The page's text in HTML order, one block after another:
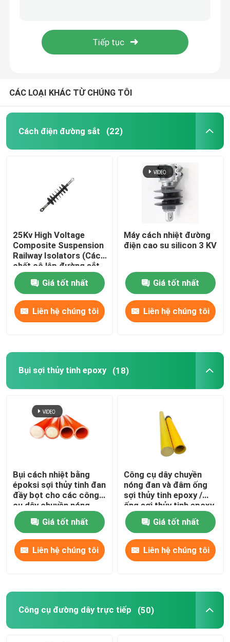
Sản phẩm GRP dây chuyền
Máy cách nhiệt đường hàng không
Cây gậy sợi thủy tinh epoxy
Cầu chì cắt ra
Máy cách nhiệt
Scaffolding cách nhiệt
Profile Pultrusion bằng sợi thủy tinh
Cao su silicon cao cấp cao áp cao cấp
CÁC LOẠI KHÁC TỪ CHÚNG TÔI
Cách điện đường sắt (22)
25Kv High Voltage
Composite Suspension
Railway Isolators (Các
chất cô lập đường sắt
kết hợp điện áp cao
25Kv)
Giá tốt nhất
Liên hệ chúng tôi
Máy cách nhiệt đường
điện cao su silicon 3 KV
Giá tốt nhất
Liên hệ chúng tôi
Bụi sợi thủy tinh epoxy (18)
Bụi cách nhiệt bằng
époksi sợi thủy tinh đan
đầy bọt cho các công
cụ dây chuyền nóng
Giá tốt nhất
Liên hệ chúng tôi
Công cụ dây chuyền
nóng đan và đâm ống
sợi thủy tinh epoxy /
ống sợi thủy tinh epoxy
Giá tốt nhất
Liên hệ chúng tôi
Công cụ đường dây trực tiếp (50)